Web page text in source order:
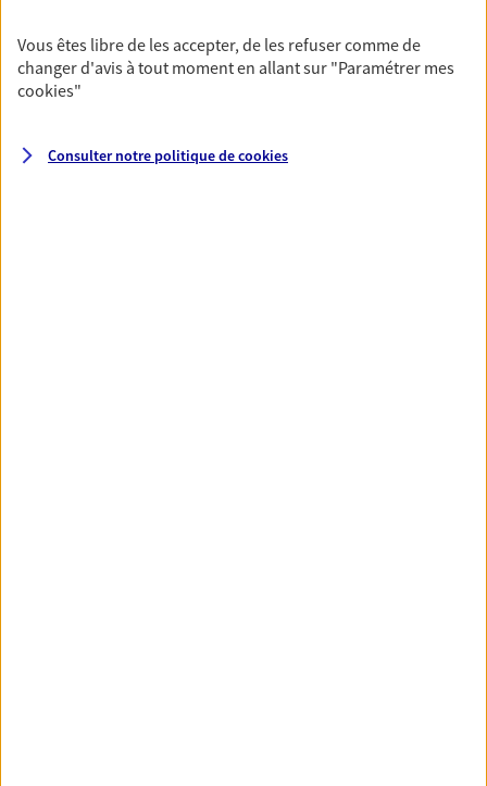
Couvrez vos dépenses de santé ainsi que celles de
votre famille avec la complémentaire santé qui
vous ressemble.
Prévoyance
Vous êtes libre de les accepter, de les refuser comme de
changer d'avis à tout moment en allant sur "Paramétrer mes
cookies"
Consulter notre politique decookies